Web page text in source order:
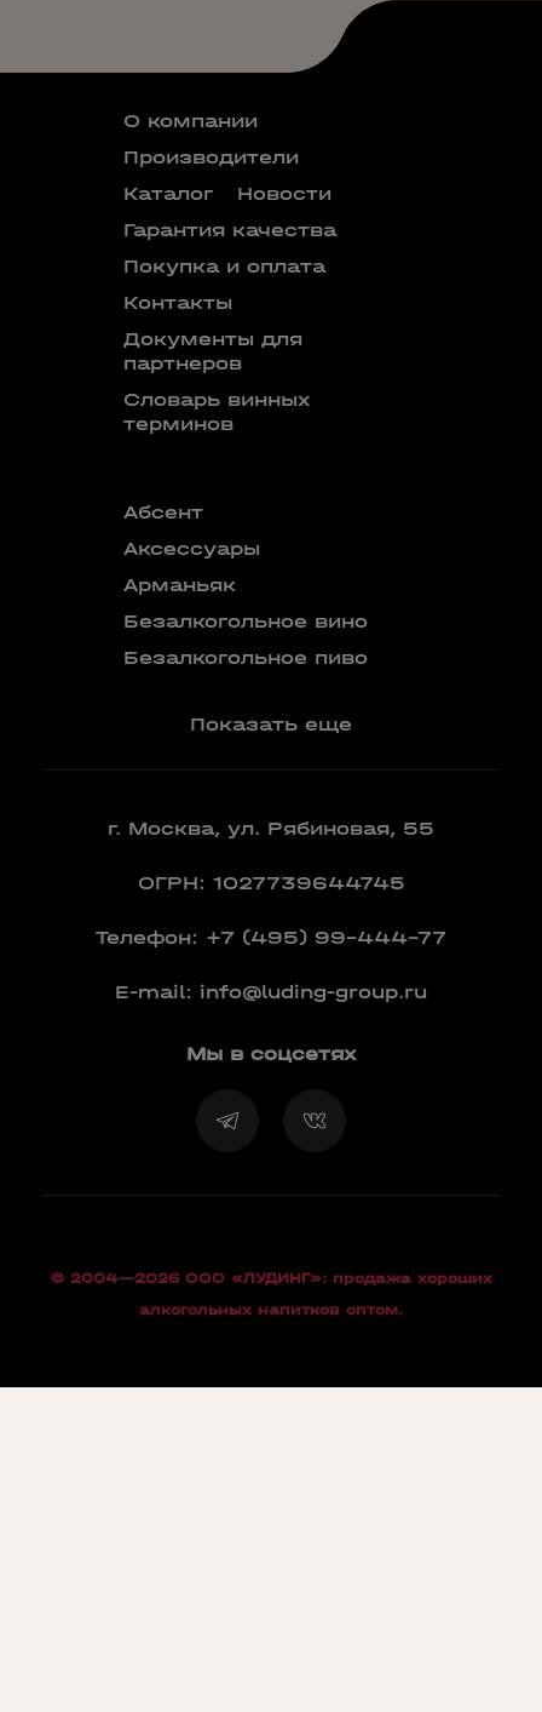
О компании
Производители
Каталог
Новости
Гарантия качества
Покупка и оплата
Контакты
Документы для
партнеров
Словарь винных
терминов
Абсент
Аксессуары
Арманьяк
Безалкогольное вино
Безалкогольное пиво
Показать еще
г. Москва, ул. Рябиновая, 55
ОГРН: 1027739644745
Телефон: +7 (495) 99-444-77
E-mail: info@luding-group.ru
Мы в соцсетях
© 2004—2026 OOO «ЛУДИНГ»: продажа хороших
алкогольных напитков оптом.